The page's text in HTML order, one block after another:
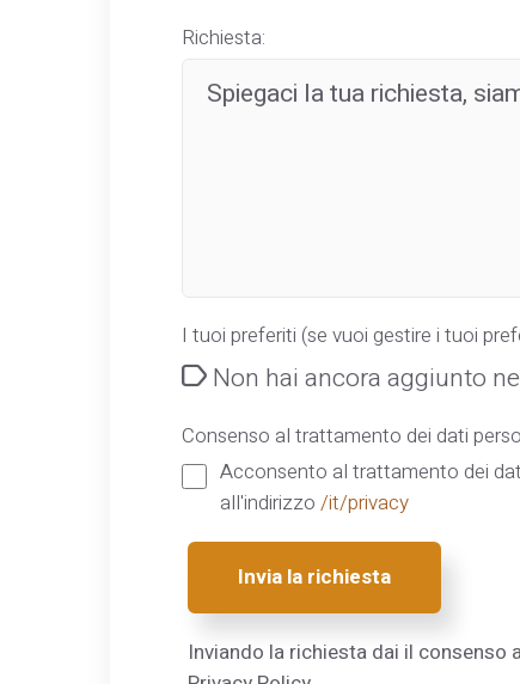
Richiesta:
I tuoi preferiti (se vuoi gestire i tuoi
Non hai ancora aggiunto
Consenso al trattamento dei dati
Acconsento al trattamento dei
all'indirizzo /it/privacy
Invia la richiesta
Inviando la richiesta dai il consenso